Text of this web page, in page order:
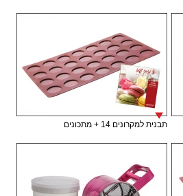
תבנית למקרונים 14 + מתכונים